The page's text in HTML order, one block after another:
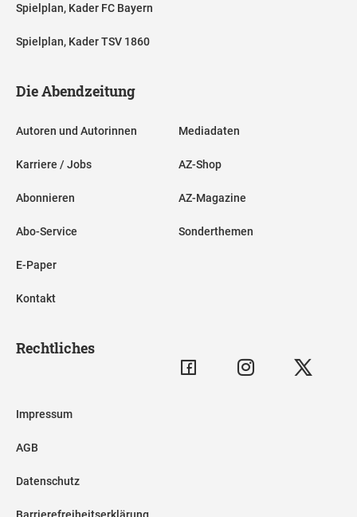
Spielplan, Kader FC Bayern
Spielplan, Kader TSV 1860
Die Abendzeitung
Autoren und Autorinnen
Karriere / Jobs
Abonnieren
Abo-Service
E-Paper
Kontakt
Mediadaten
AZ-Shop
AZ-Magazine
Sonderthemen
Rechtliches
Impressum
AGB
Datenschutz